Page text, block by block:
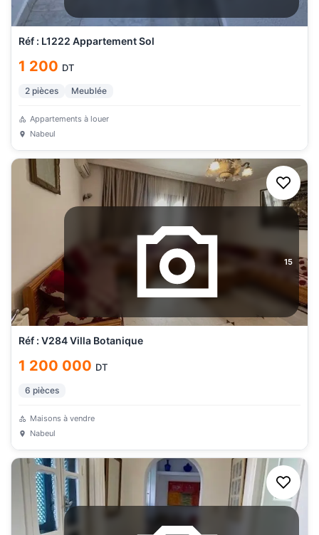
Réf : L1222 Appartement Sol
1 200 DT
2 pièces Meublée
Appartements à louer
Nabeul
15
Réf : V284 Villa Botanique
1 200 000 DT
6 pièces
Maisons à vendre
Nabeul